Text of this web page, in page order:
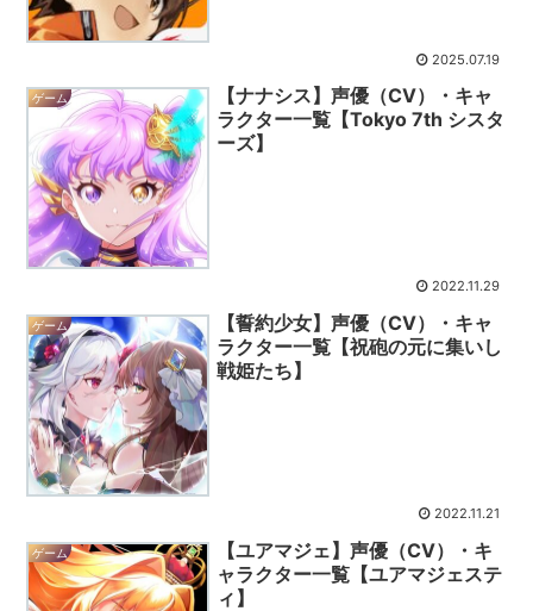
2025.07.19
ゲーム
【ナナシス】声優（CV）・キャ
ラクター一覧【Tokyo 7th シスタ
ーズ】
2022.11.29
ゲーム
【誓約少女】声優（CV）・キャ
ラクター一覧【祝砲の元に集いし
戦姫たち】
2022.11.21
ゲーム
【ユアマジェ】声優（CV）・キ
ャラクター一覧【ユアマジェステ
ィ】